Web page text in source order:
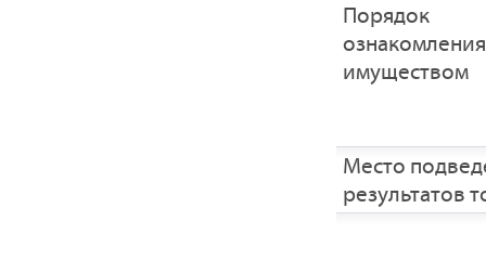
Порядок
имуществом
Место
результатов